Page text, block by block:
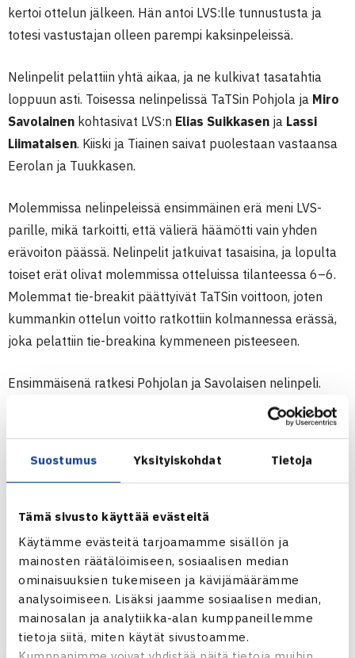
Suostumus Yksityiskohdat Tietoja
Tämä sivusto käyttää evästeitä
Käytämme evästeitä tarjoamamme sisällön ja
mainosten räätälöimiseen, sosiaalisen median
ominaisuuksien tukemiseen ja kävijämäärämme
analysoimiseen. Lisäksi jaamme sosiaalisen median,
mainosalan ja analytiikka-alan kumppaneillemme
tietoja siitä, miten käytät sivustoamme.
kertoi ottelun jälkeen. Hän antoi LVS:lle tunnustusta ja
totesi vastustajan olleen parempi kaksinpeleissä.
Nelinpelit pelattiin yhtä aikaa, ja ne kulkivat tasatahtia
loppuun asti. Toisessa nelinpelissä TaTSin Pohjola ja Miro
Savolainen kohtasivat LVS:n Elias Suikkasen ja Lassi
Liimataisen. Kiiski ja Tiainen saivat puolestaan vastaansa
Eerolan ja Tuukkasen.
Molemmissa nelinpeleissä ensimmäinen erä meni LVS-
parille, mikä tarkoitti, että välierä häämötti vain yhden
erävoiton päässä. Nelinpelit jatkuivat tasaisina, ja lopulta
toiset erät olivat molemmissa otteluissa tilanteessa 6–6.
Molemmat tie-breakit päättyivät TaTSin voittoon, joten
kummankin ottelun voitto ratkottiin kolmannessa erässä,
joka pelattiin tie-breakina kymmeneen pisteeseen.
Ensimmäisenä ratkesi Pohjolan ja Savolaisen nelinpeli.
TaTS-pari voitti huipputasaisen ottelun 6–7, 7–6, 10–7.
Siispä kaikki katseet kääntyivät ottelupariin Kiiski/Tiainen–
kotijoukkueen läpisyöttöön, ja taululle kirjattiin 3–6, 7–6,
voittoon 3–2.
Pohjola kuvaili ratkaisua tiukkaakin tiukemmaksi – TaTS
voitti kaikki neljä tie-breakia, ja yksikin tappio olisi ollut
liikaa. ”Saimme tosi hyvän hengen päälle molemmilla
kentillä loppua kohden, mikä tällä kertaa riitti kääntämään
molemmat nelinpelit. Voitto tuntui extrahyvältä!” Pohjola